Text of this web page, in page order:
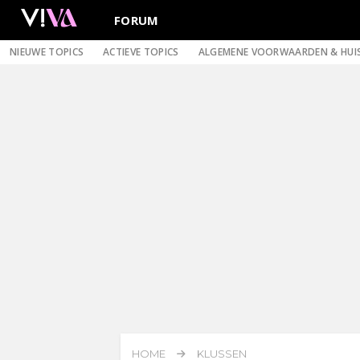
FORUM
NIEUWE TOPICS ACTIEVE TOPICS ALGEMENE VOORWAARDEN &
HOME KLUSSEN